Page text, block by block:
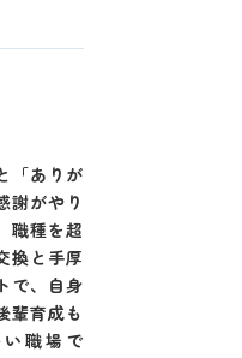
「ありが
謝がやり
職種を超
換と手厚
で、自身
輩育成も
職場で